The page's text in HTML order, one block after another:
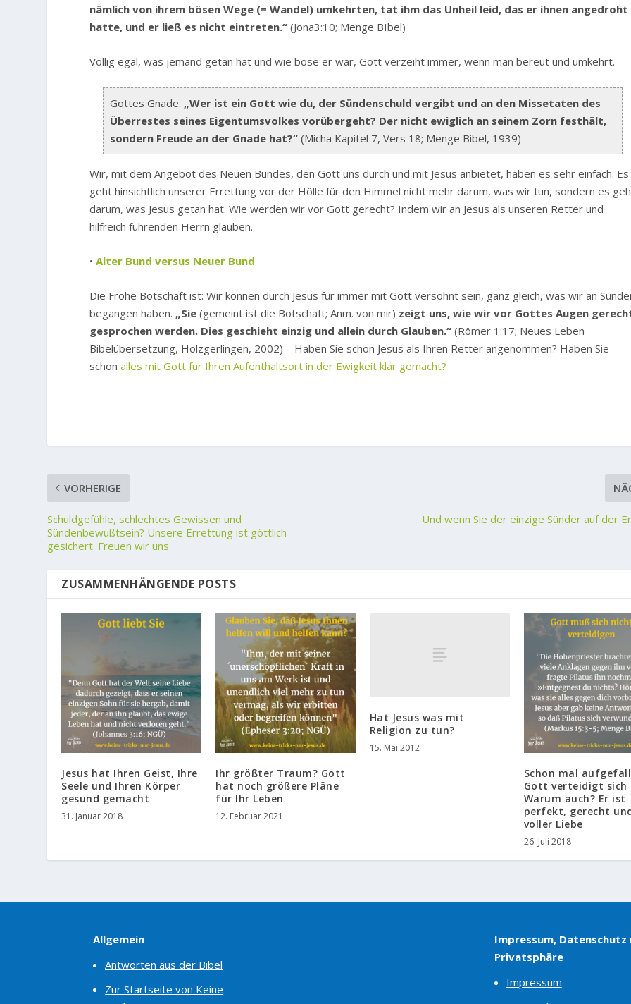
nämlich von ihrem bösen Wege (= Wandel) umkehrten, tat ihm das Unheil leid, das er ihnen angedroht
hatte, und er ließ es nicht eintreten.“ (Jona3:10; Menge BIbel)
Völlig egal, was jemand getan hat und wie böse er war, Gott verzeiht immer, wenn man bereut und umkehrt.
Gottes Gnade: „Wer ist ein Gott wie du, der Sündenschuld vergibt und an den Missetaten des
Überrestes seines Eigentumsvolkes vorübergeht? Der nicht ewiglich an seinem Zorn festhält,
sondern Freude an der Gnade hat?“ (Micha Kapitel 7, Vers 18; Menge Bibel, 1939)
Wir, mit dem Angebot des Neuen Bundes, den Gott uns durch und mit Jesus anbietet, haben es sehr einfach. Es
geht hinsichtlich unserer Errettung vor der Hölle für den Himmel nicht mehr darum, was wir tun, sondern es
darum, was Jesus getan hat. Wie werden wir vor Gott gerecht? Indem wir an Jesus als unseren Retter und
hilfreich führenden Herrn glauben.
•Alter Bund versus Neuer Bund
Die Frohe Botschaft ist: Wir können durch Jesus für immer mit Gott versöhnt sein, ganz gleich, was wir an
begangen haben. „Sie (gemeint ist die Botschaft; Anm. von mir) zeigt uns, wie wir vor Gottes Augen
gesprochen werden. Dies geschieht einzig und allein durch Glauben.“ (Römer 1:17; Neues Leben
Bibelübersetzung, Holzgerlingen, 2002) – Haben Sie schon Jesus als Ihren Retter angenommen? Haben Sie
schonalles mit Gott für Ihren Aufenthaltsort in der Ewigkeit klar gemacht?
VORHERIGE
Schuldgefühle, schlechtes Gewissen und
Sündenbewußtsein? Unsere Errettung ist göttlich
gesichert. Freuen wir uns
Und wenn Sie der einzige Sünder auf der
ZUSAMMENHÄNGENDE POSTS
Jesus hat Ihren Geist, Ihre
Seele und Ihren Körper
gesund gemacht
31. Januar 2018
Ihr größter Traum? Gott
hat noch größere Pläne
für Ihr Leben
12. Februar 2021
Hat Jesus was mit
Religion zu tun?
15. Mai 2012
Schon mal
Gott verteidigt sich
Warum auch? Er ist
perfekt, gerecht
voller Liebe
26. Juli 2018
Allgemein
Antworten aus der Bibel
Zur Startseite von Keine
Impressum, Datenschutz
Privatsphäre
Impressum